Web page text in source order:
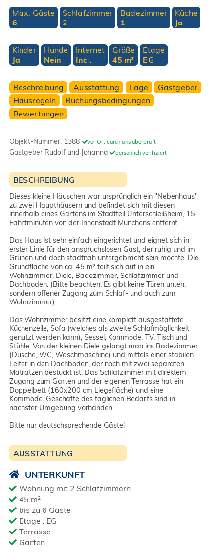
Max. Gäste
6
Schlafzimmer
2
Badezimmer
1
Küche
Ja
Kinder
Ja
Hunde
Nein
Internet
Incl.
Größe
45 m²
Etage
EG
Beschreibung Ausstattung Lage
Gastgeber
Hausregeln
Buchungsbedingungen
Bewertungen
Objekt-Nummer: 1388 vor Ort durch uns überprüft
Gastgeber Rudolf und Johanna persönlich verifiziert
BESCHREIBUNG
Dieses kleine Häuschen war ursprünglich ein "Nebenhaus"
zu zwei Haupthäusern und befindet sich mit diesen
innerhalb eines Gartens im Stadtteil Unterschleißheim, 15
Fahrtminuten von der Innenstadt Münchens entfernt.
Das Haus ist sehr einfach eingerichtet und eignet sich in
erster Linie für den anspruchslosen Gast, der ruhig und im
Grünen und doch stadtnah untergebracht sein möchte. Die
Grundfläche von ca. 45 m² teilt sich auf in ein
Wohnzimmer, Diele, Badezimmer, Schlafzimmer und
Dachboden. (Bitte beachten: Es gibt keine Türen unten,
sondern offener Zugang zum Schlaf- und auch zum
Wohnzimmer).
Das Wohnzimmer besitzt eine komplett ausgestattete
Küchenzeile, Sofa (welches als zweite Schlafmöglichkeit
genutzt werden kann), Sessel, Kommode, TV, Tisch und
Stühle. Von der kleinen Diele gelangt man ins Badezimmer
(Dusche, WC, Waschmaschine) und mittels einer stabilen
Leiter in den Dachboden, der noch mit zwei separaten
Matratzen bestückt ist. Das Schlafzimmer mit direktem
Zugang zum Garten und der eigenen Terrasse hat ein
Doppelbett (160x200 cm Liegefläche) und eine
Kommode. Geschäfte des täglichen Bedarfs sind in
nächster Umgebung vorhanden.
Bitte nur deutschsprechende Gäste!
AUSSTATTUNG
UNTERKUNFT
Wohnung mit 2 Schlafzimmern
45 m²
bis zu 6 Gäste
Etage : EG
Terrasse
Garten